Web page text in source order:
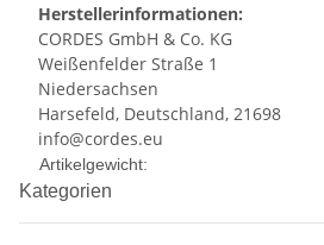
Herstellerinformationen:
CORDES GmbH & Co. KG
Weißenfelder Straße 1
Niedersachsen
Harsefeld, Deutschland, 21698
info@cordes.eu
Produkteigenschaft
Wert
Artikelgewicht:
Kategorien